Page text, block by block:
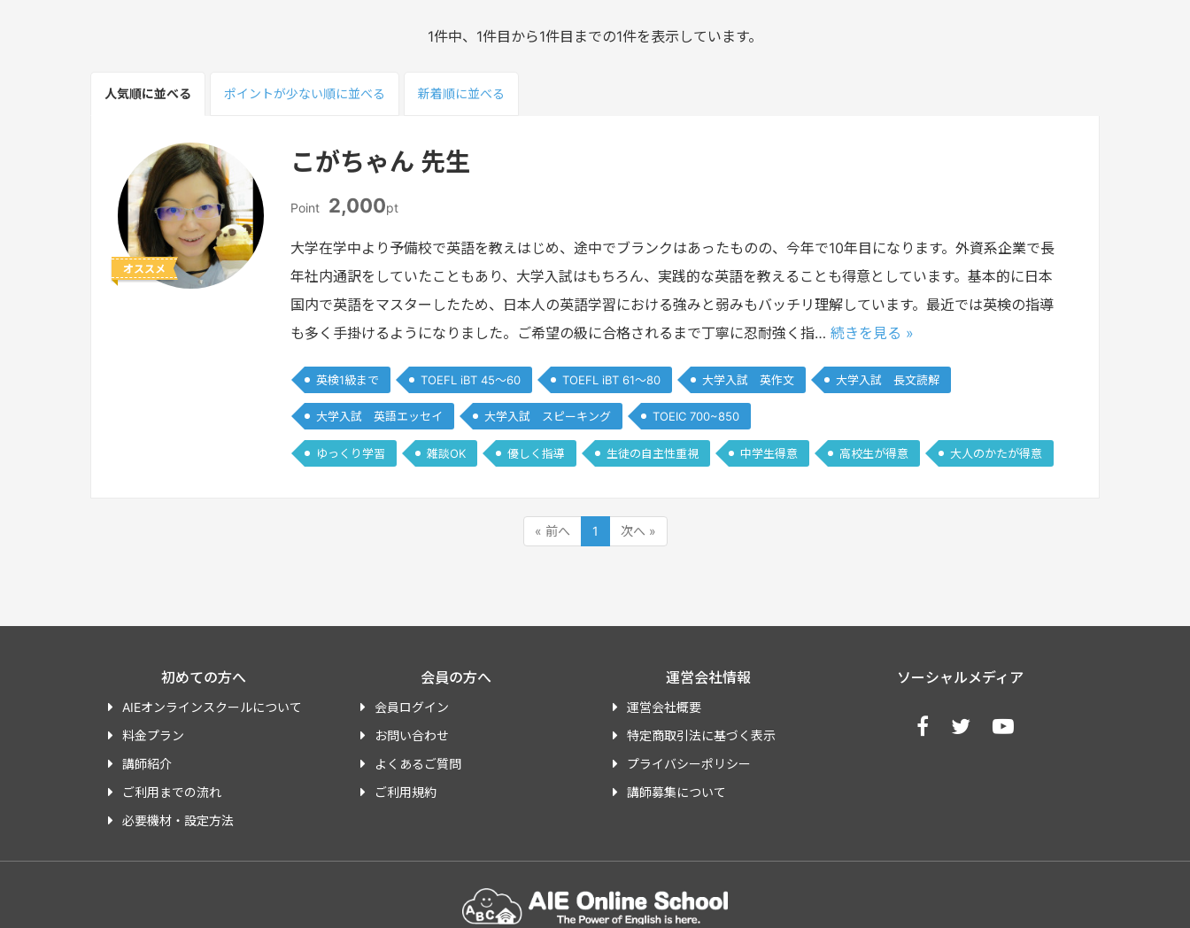
1件中、1件目から1件目までの1件を表示しています。
人気順に並べる ポイントが少ない順に並べる 新着順に並べる
オススメ
こがちゃん 先生
Point 2,000pt
大学在学中より予備校で英語を教えはじめ、途中でブランクはあったものの、今年で10年目になります。外資系企業で長
年社内通訳をしていたこともあり、大学入試はもちろん、実践的な英語を教えることも得意としています。基本的に日本
国内で英語をマスターしたため、日本人の英語学習における強みと弱みもバッチリ理解しています。最近では英検の指導
も多く手掛けるようになりました。ご希望の級に合格されるまで丁寧に忍耐強く指… 続きを見る »
英検1級まで TOEFL iBT 45～60 TOEFL iBT 61～80 大学入試 英作文 大学入試 長文読解
大学入試 英語エッセイ 大学入試 スピーキング TOEIC 700~850
ゆっくり学習 雑談OK 優しく指導 生徒の自主性重視 中学生得意 高校生が得意 大人のかたが得意
« 前へ 1 次へ »
初めての方へ
AIEオンラインスクールについて
料金プラン
講師紹介
ご利用までの流れ
必要機材・設定方法
会員の方へ
会員ログイン
お問い合わせ
よくあるご質問
ご利用規約
運営会社情報
運営会社概要
特定商取引法に基づく表示
プライバシーポリシー
講師募集について
ソーシャルメディア